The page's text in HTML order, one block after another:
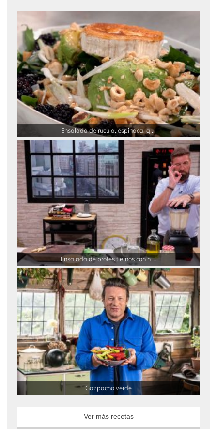
Ensalada de rúcula, espinaca, q ...
Ensalada de brotes tiernos con h ...
Gazpacho verde
Ver más recetas